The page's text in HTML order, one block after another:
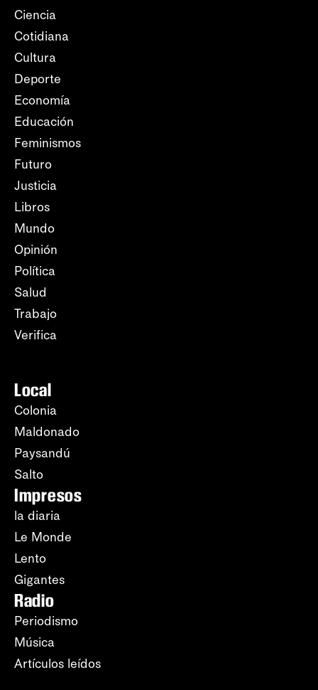
Ciencia
Cotidiana
Cultura
Deporte
Economía
Educación
Feminismos
Futuro
Justicia
Libros
Mundo
Opinión
Política
Salud
Trabajo
Verifica
Local
Colonia
Maldonado
Paysandú
Salto
Impresos
la diaria
Le Monde
Lento
Gigantes
Radio
Periodismo
Música
Artículos leídos